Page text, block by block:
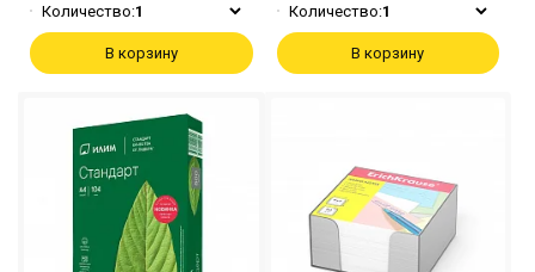
Количество:1
В корзину
Количество:1
В корзину